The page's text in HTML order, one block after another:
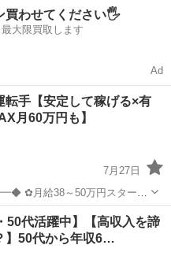
ル」です。 ＜具体的な
買わせてください🖐️
大限買取します
Ad
転手【安定して稼げる×有
月60万円も】
7月27日
ター
金10万円支給 ✿未経験歓迎！
躍中 ＜新着！お仕事内容をご紹介＞━━━━✿ ...
イバー
50代活躍中】【高収入を諦
】50代から年収6…